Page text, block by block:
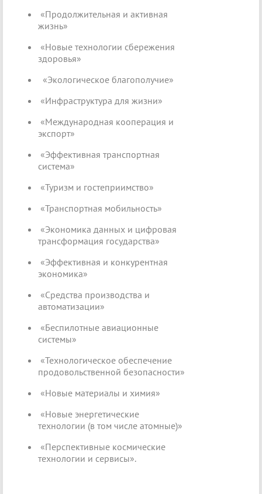
«Продолжительная и активная
жизнь»
«Новые технологии сбережения
здоровья»
«Экологическое благополучие»
«Инфраструктура для жизни»
«Международная кооперация и
экспорт»
«Эффективная транспортная
система»
«Туризм и гостеприимство»
«Транспортная мобильность»
«Экономика данных и цифровая
трансформация государства»
«Эффективная и конкурентная
экономика»
«Средства производства и
автоматизации»
«Беспилотные авиационные
системы»
«Технологическое обеспечение
продовольственной безопасности»
«Новые материалы и химия»
«Новые энергетические
технологии (в том числе атомные)»
«Перспективные космические
технологии и сервисы».